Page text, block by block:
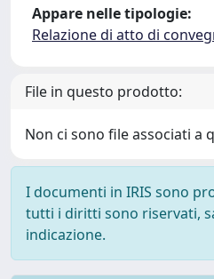
Appare nelle tipologie:
Relazione di atto di
File in questo prodotto:
Non ci sono file associati a
I documenti in IRIS sono
tutti i diritti sono riservati,
indicazione.